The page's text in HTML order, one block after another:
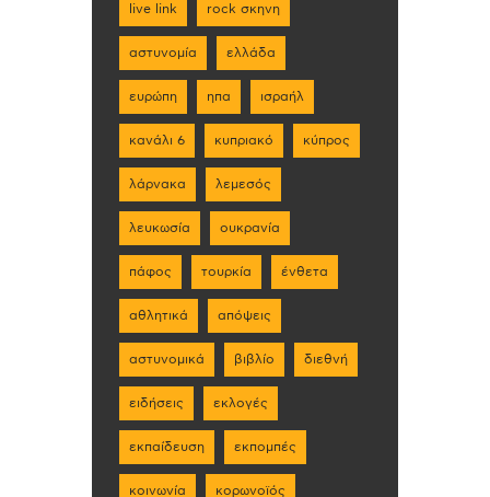
live link rock σκηνη
αστυνομία ελλάδα
ευρώπη ηπα ισραήλ
κανάλι 6 κυπριακό κύπρος
λάρνακα λεμεσός
λευκωσία ουκρανία
πάφος τουρκία ένθετα
αθλητικά απόψεις
αστυνομικά βιβλίο διεθνή
ειδήσεις εκλογές
εκπαίδευση εκπομπές
κοινωνία κορωνοϊός